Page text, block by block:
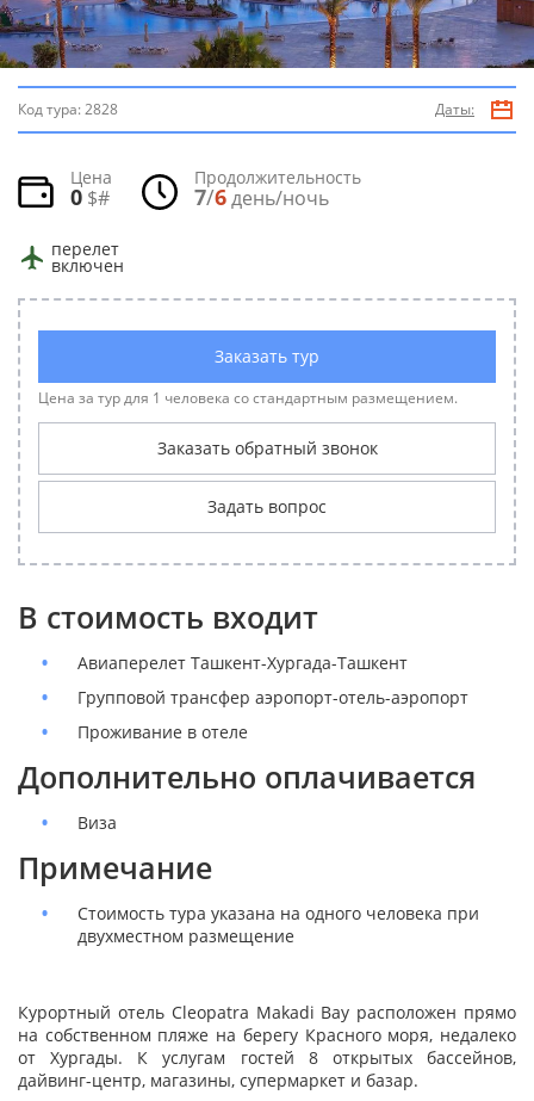
Код тура:2828 Даты:
Цена
0 $#
Продолжительность
7/6день/ночь
перелет
включен
Заказать тур
Цена за тур для 1 человека со стандартным размещением.
Заказать обратный звонок
Задать вопрос
В стоимость входит
Авиаперелет Ташкент-Хургада-Ташкент
Групповой трансфер аэропорт-отель-аэропорт
Проживание в отеле
Дополнительно оплачивается
Виза
Примечание
Стоимость тура указана на одного человека при
двухместном размещение
Курортный отель Cleopatra Makadi Bay расположен прямо
на собственном пляже на берегу Красного моря, недалеко
от Хургады. К услугам гостей 8 открытых бассейнов,
дайвинг-центр, магазины, супермаркет и базар.